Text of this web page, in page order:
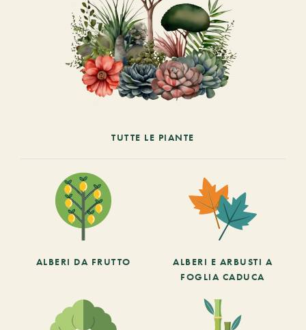
TUTTE LE PIANTE
ALBERI DA FRUTTO
ALBERI E ARBUSTI A
FOGLIA CADUCA